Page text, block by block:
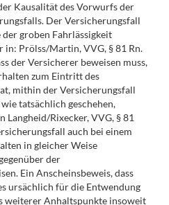
Kausalität des Vorwurfs der
Der Versicherungsfall
groben Fahrlässigkeit
Prölss/Martin, VVG, § 81 Rn.
der Versicherer beweisen muss,
zum Eintritt des
mithin der Versicherungsfall
tatsächlich geschehen,
Langheid/Rixecker, VVG, § 81
auch bei einem
in gleicher Weise
der
Ein Anscheinsbeweis, dass
ursächlich für die Entwendung
weiterer Anhaltspunkte insoweit